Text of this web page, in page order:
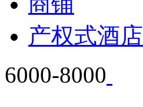
产权式酒店
6000-8000